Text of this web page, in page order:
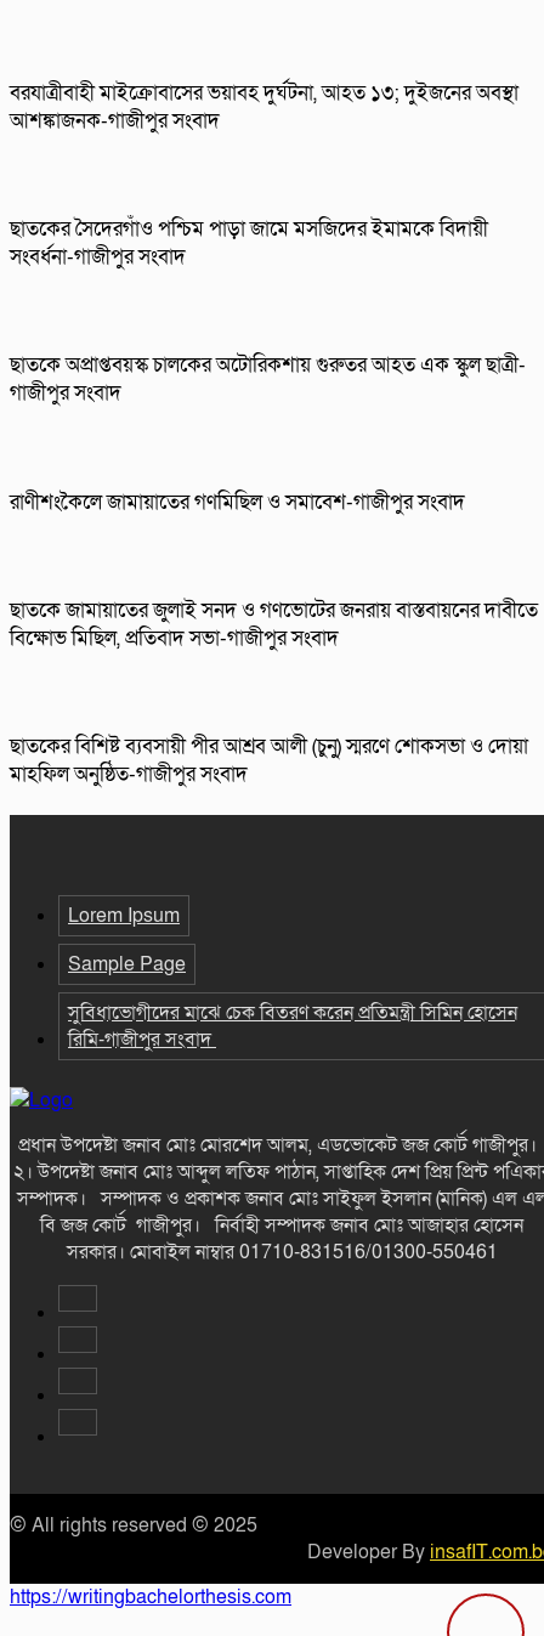
বরযাত্রীবাহী মাইক্রোবাসের ভয়াবহ দুর্ঘটনা, আহত ১৩; দুইজনের অবস্থা
আশঙ্কাজনক-গাজীপুর সংবাদ
ছাতকের সৈদেরগাঁও পশ্চিম পাড়া জামে মসজিদের ইমামকে বিদায়ী
সংবর্ধনা-গাজীপুর সংবাদ
ছাতকে অপ্রাপ্তবয়স্ক চালকের অটোরিকশায় গুরুতর আহত এক স্কুল ছাত্রী-
গাজীপুর সংবাদ
রাণীশংকৈলে জামায়াতের গণমিছিল ও সমাবেশ-গাজীপুর সংবাদ
ছাতকে জামায়াতের জুলাই সনদ ও গণভোটের জনরায় বাস্তবায়নের দাবীতে
বিক্ষোভ মিছিল, প্রতিবাদ সভা-গাজীপুর সংবাদ
ছাতকের বিশিষ্ট ব্যবসায়ী পীর আশ্রব আলী (চুনু) স্মরণে শোকসভা ও দোয়া
মাহফিল অনুষ্ঠিত-গাজীপুর সংবাদ
Lorem Ipsum
Sample Page
সুবিধাভোগীদের মাঝে চেক বিতরণ করেন প্রতিমন্ত্রী সিমিন হোসেন
রিমি-গাজীপুর সংবাদ
প্রধান উপদেষ্টা জনাব মোঃ মোরশেদ আলম, এডভোকেট জজ কোর্ট
২। উপদেষ্টা জনাব মোঃ আব্দুল লতিফ পাঠান, সাপ্তাহিক দেশ প্রিয় প্রিন্ট
সম্পাদক। সম্পাদক ও প্রকাশক জনাব মোঃ সাইফুল ইসলান (মানিক) এল
বি জজ কোর্ট গাজীপুর। নির্বাহী সম্পাদক জনাব মোঃ আজাহার হোসেন
সরকার। মোবাইল নাম্বার 01710-831516/01300-550461
© All rights reserved © 2025
Developer By
https://writingbachelorthesis.com